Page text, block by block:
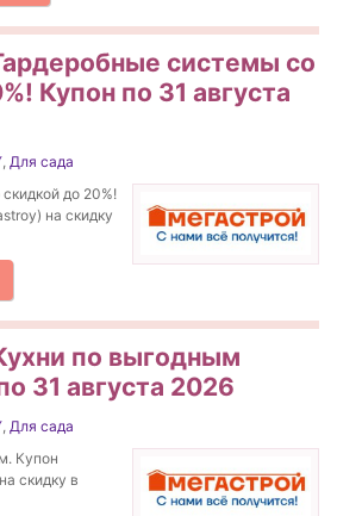
системы со
Купон по 31 августа
, Для сада
до 20%!
на скидку
по выгодным
31 августа 2026
, Для сада
Купон
скидку в